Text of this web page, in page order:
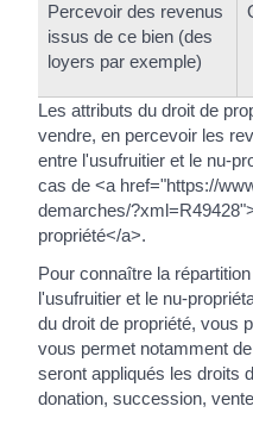
Percevoir des revenus
issus de ce bien (des
loyers par exemple)
Les attributs du droit de
vendre, en percevoir les
entre l'usufruitier et le nu-
cas de <a href="https://
demarches/
propriété</a>.
Pour connaître la
l'usufruitier et le nu-
du droit de propriété, vous
vous permet notamment
seront appliqués les droits
donation, succession,